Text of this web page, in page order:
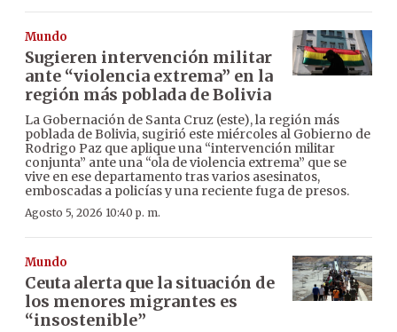
Mundo
Sugieren intervención militar
ante “violencia extrema” en la
región más poblada de Bolivia
La Gobernación de Santa Cruz (este), la región más
poblada de Bolivia, sugirió este miércoles al Gobierno de
Rodrigo Paz que aplique una “intervención militar
conjunta” ante una “ola de violencia extrema” que se
vive en ese departamento tras varios asesinatos,
emboscadas a policías y una reciente fuga de presos.
Agosto 5, 2026 10:40 p. m.
Mundo
Ceuta alerta que la situación de
los menores migrantes es
“insostenible”